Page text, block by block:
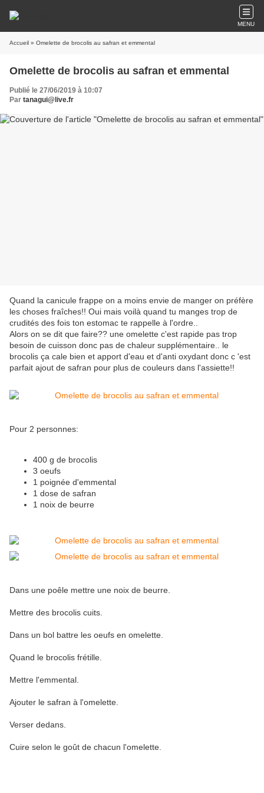
MENU
Accueil » Omelette de brocolis au safran et emmental
Omelette de brocolis au safran et emmental
Publié le 27/06/2019 à 10:07
Par tanagui@live.fr
Quand la canicule frappe on a moins envie de manger on préfère
les choses fraîches!! Oui mais voilà quand tu manges trop de
crudités des fois ton estomac te rappelle à l'ordre..
Alors on se dit que faire?? une omelette c'est rapide pas trop
besoin de cuisson donc pas de chaleur supplémentaire.. le
brocolis ça cale bien et apport d'eau et d'anti oxydant donc c 'est
parfait ajout de safran pour plus de couleurs dans l'assiette!!
Pour 2 personnes:
400 g de brocolis
3 oeufs
1 poignée d'emmental
1 dose de safran
1 noix de beurre
Dans une poêle mettre une noix de beurre.
Mettre des brocolis cuits.
Dans un bol battre les oeufs en omelette.
Quand le brocolis frétille.
Mettre l'emmental.
Ajouter le safran à l'omelette.
Verser dedans.
Cuire selon le goût de chacun l'omelette.